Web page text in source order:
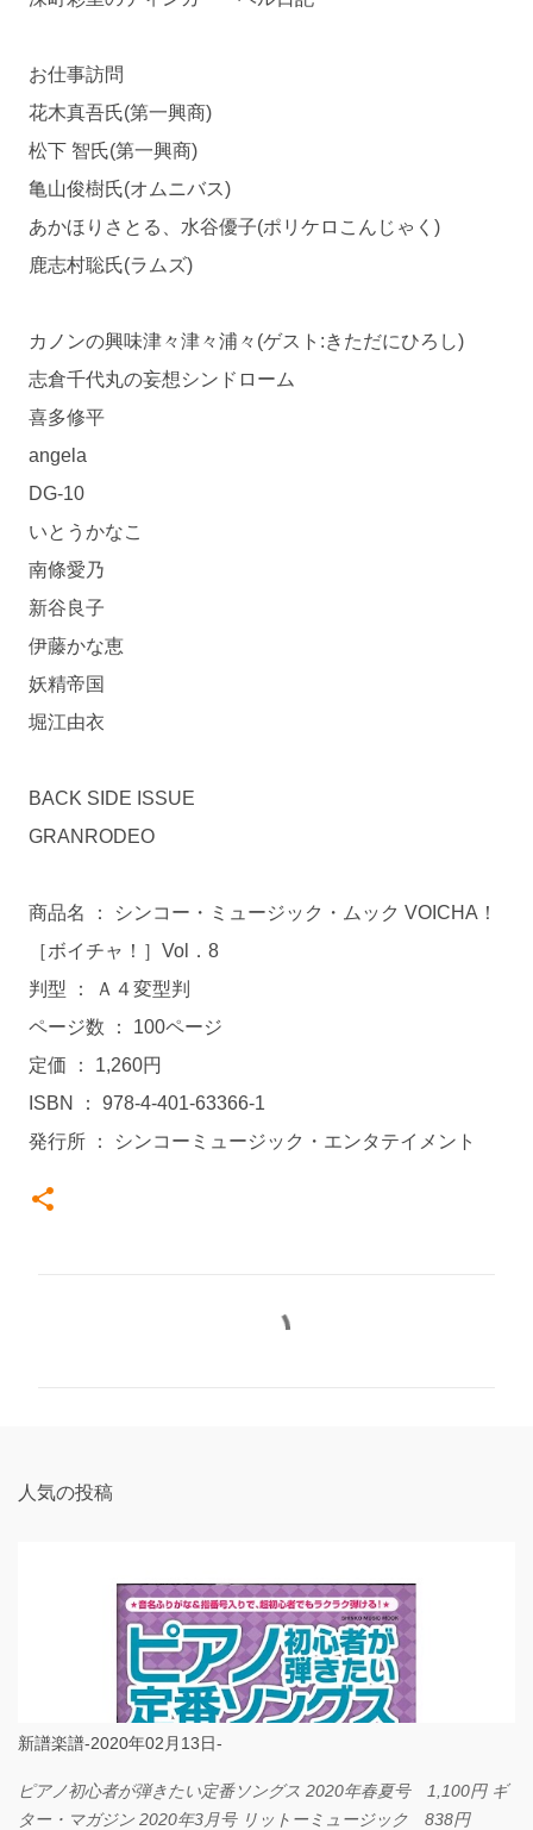
お仕事訪問
花木真吾氏(第一興商)
松下 智氏(第一興商)
亀山俊樹氏(オムニバス)
あかほりさとる、水谷優子(ポリケロこんじゃく)
鹿志村聡氏(ラムズ)
カノンの興味津々津々浦々(ゲスト:きただにひろし)
志倉千代丸の妄想シンドローム
喜多修平
angela
DG-10
いとうかなこ
南條愛乃
新谷良子
伊藤かな恵
妖精帝国
堀江由衣
BACK SIDE ISSUE
GRANRODEO
商品名 ： シンコー・ミュージック・ムック VOICHA！
［ボイチャ！］Vol．8
判型 ： Ａ４変型判
ページ数 ： 100ページ
定価 ： 1,260円
ISBN ： 978-4-401-63366-1
発行所 ： シンコーミュージック・エンタテイメント
人気の投稿
新譜楽譜-2020年02月13日-
ピアノ初心者が弾きたい定番ソングス 2020年春夏号 1,100円 ギ
ター・マガジン 2020年3月号 リットーミュージック 838円